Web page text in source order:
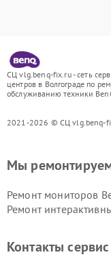
СЦ vlg.benq-fix.ru - сеть
центров в Волгограде по
обслуживанию техники
2021-2026 © СЦ vlg.benq-
Мы
Ремонт мониторов
Ремонт
Контакты